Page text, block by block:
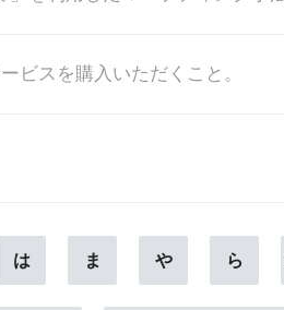
ビスを購入いただくこと。
は ま や ら